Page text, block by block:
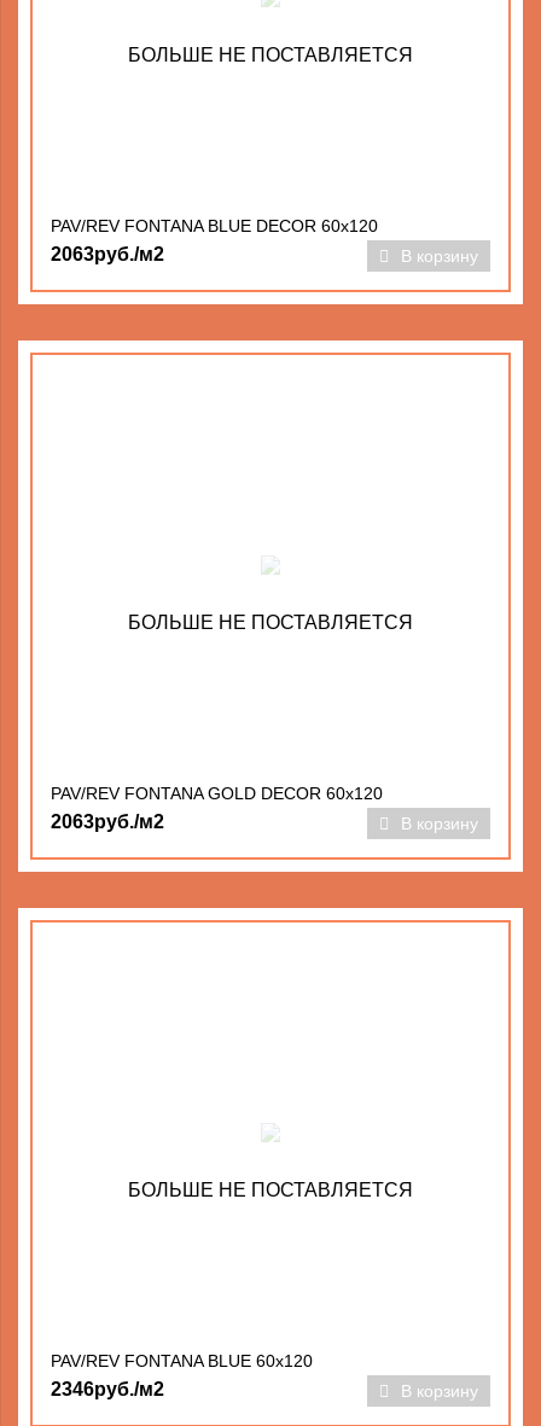
БОЛЬШЕ НЕ ПОСТАВЛЯЕТСЯ
PAV/REV FONTANA BLUE DECOR 60x120
2063руб./м2 В корзину
БОЛЬШЕ НЕ ПОСТАВЛЯЕТСЯ
PAV/REV FONTANA GOLD DECOR 60x120
2063руб./м2 В корзину
БОЛЬШЕ НЕ ПОСТАВЛЯЕТСЯ
PAV/REV FONTANA BLUE 60x120
2346руб./м2 В корзину